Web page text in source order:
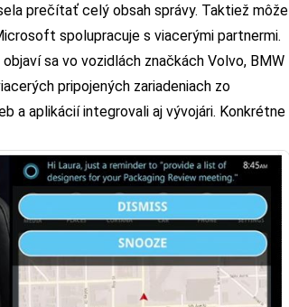
prečítať celý obsah správy. Taktiež môže
spolupracuje s viacerými partnermi.
objaví sa vo vozidlách značkách Volvo, BMW
pripojených zariadeniach zo
a aplikácií integrovali aj vývojári. Konkrétne